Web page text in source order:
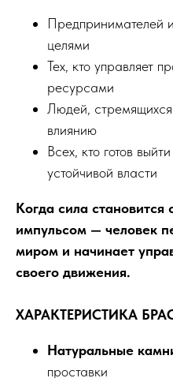
Предпринимателей
целями
Тех, кто управляет
ресурсами
Людей,
влиянию
Всех, кто готов
устойчивой власти
Когда сила становится
импульсом — человек
миром и начинает
своего движения.
ХАРАКТЕРИСТИКА
Натуральные
проставки